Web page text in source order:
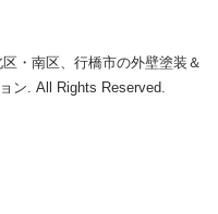
・南区、行橋市の外壁塗装＆
ン. All Rights Reserved.